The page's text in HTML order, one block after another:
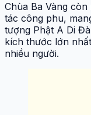
Chùa Ba Vàng
tác công phu,
tượng Phật A Di
kích thước lớn
nhiều người.